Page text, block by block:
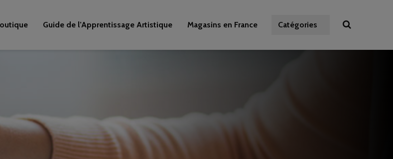
Guide de l’Apprentissage Artistique Magasins en France Catégories